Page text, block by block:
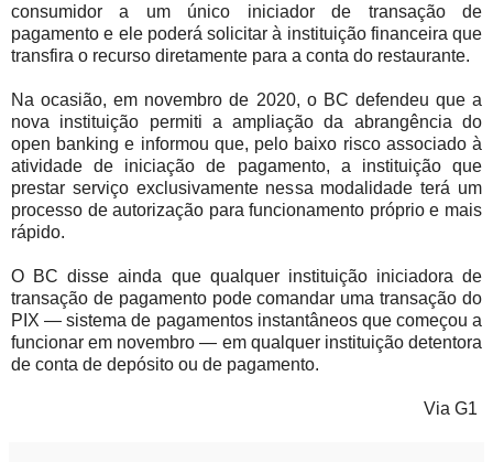
consumidor a um único iniciador de transação de
pagamento e ele poderá solicitar à instituição financeira que
transfira o recurso diretamente para a conta do restaurante.
Na ocasião, em novembro de 2020, o BC defendeu que a
nova instituição permiti a ampliação da abrangência do
open banking e informou que, pelo baixo risco associado à
atividade de iniciação de pagamento, a instituição que
prestar serviço exclusivamente nessa modalidade terá um
processo de autorização para funcionamento próprio e mais
rápido.
O BC disse ainda que qualquer instituição iniciadora de
transação de pagamento pode comandar uma transação do
PIX — sistema de pagamentos instantâneos que começou a
funcionar em novembro — em qualquer instituição detentora
de conta de depósito ou de pagamento.
Via G1